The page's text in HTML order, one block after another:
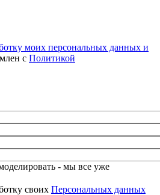
моих персональных данных и
с Политикой
- мы все уже
своих Персональных данных